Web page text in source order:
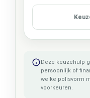
Deze keuzehulp
persoonlijk of
welke polisvorm
voorkeuren.